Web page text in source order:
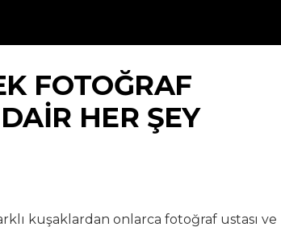
FOTOĞRAF
HER ŞEY
kuşaklardan onlarca fotoğraf ustası ve